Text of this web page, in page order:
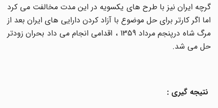
گرچه ایران نیز با طرح های یکسویه در این مدت مخالفت می کرد
اما اگر کارتر برای حل موضوع با آزاد کردن دارایی های ایران بعد از
مرگ شاه درپنجم مرداد 1359 ، اقدامی انجام می داد بحران زودتر
حل می شد.
نتیجه گیری :